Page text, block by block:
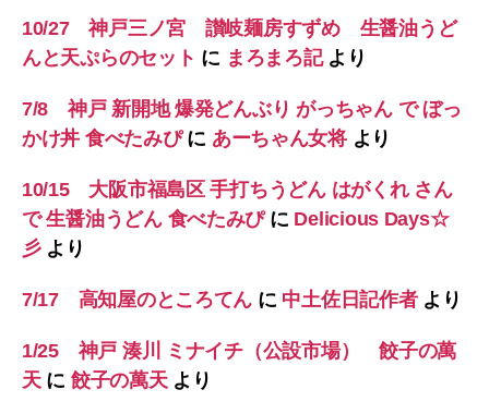
10/27 神戸三ノ宮 讃岐麺房すずめ 生醤油うど
んと天ぷらのセット に まろまろ記より
7/8 神戸 新開地 爆発どんぶり がっちゃん で ぼっ
かけ丼 食べたみぴに あーちゃん女将より
10/15 大阪市福島区 手打ちうどん はがくれ さん
で 生醤油うどん 食べたみぴに Delicious Days☆
彡より
7/17 高知屋のところてん に 中土佐日記作者より
1/25 神戸 湊川 ミナイチ（公設市場） 餃子の萬
天に 餃子の萬天より